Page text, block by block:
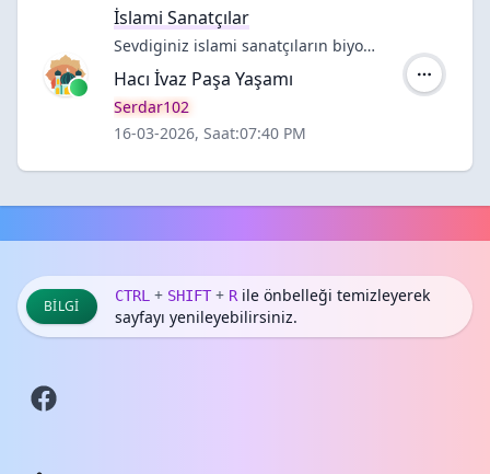
İslami Sanatçılar
Sevdiginiz islami sanatçıların biyografileri - albümleri hakkında bilgiler bu bölümde
Hacı İvaz Paşa Yaşamı
Yazar:
Serdar102
16-03-2026, Saat:07:40 PM
BILGI
CTRL + SHIFT + Rile önbelleği temizleyerek
sayfayı yenileyebilirsiniz.